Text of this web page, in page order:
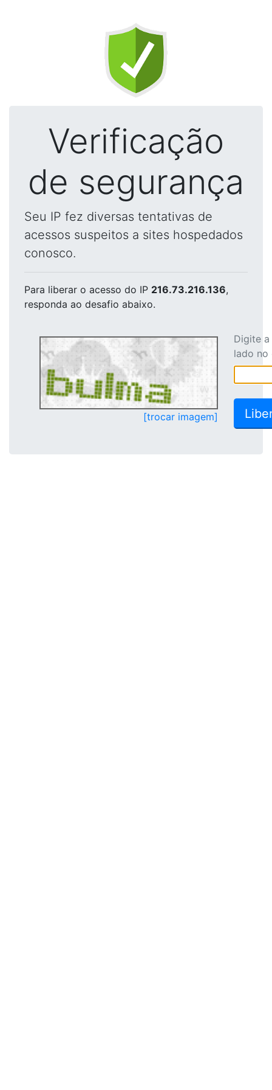
Verificação
de segurança
Seu IP fez diversas tentativas de
acessos suspeitos a sites hospedados
conosco.
Para liberar o acesso do IP 216.73.216.136,
responda ao desafio abaixo.
[trocar imagem]
Digite
lado no